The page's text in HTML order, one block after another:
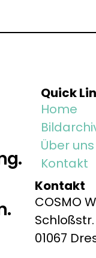
Quick
Home
Über uns
Kontakt
Kontakt
COSMO
01067